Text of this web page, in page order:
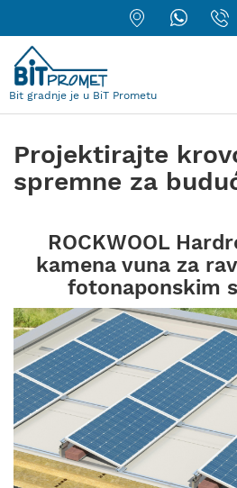
Bit gradnje je u BiT Prometu
Projektirajte
spremne za
ROCKWOOL
kamena vuna za
fotonaponskim